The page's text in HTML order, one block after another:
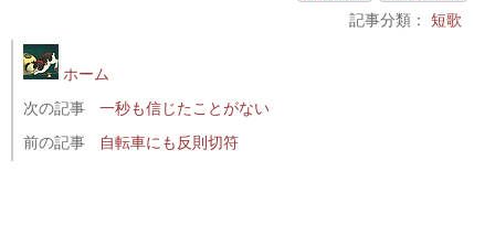
記事分類： 短歌
ホーム
次の記事
一秒も信じたことがない
前の記事
自転車にも反則切符